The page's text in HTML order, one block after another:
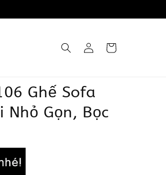
Ghế Sofa
Gọn, Bọc